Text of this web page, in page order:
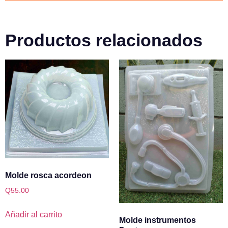
Productos relacionados
Molde rosca acordeon
Q55.00
Añadir al carrito
Molde instrumentos